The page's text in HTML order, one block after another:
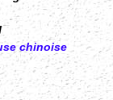
chinoise